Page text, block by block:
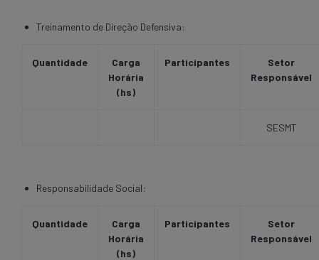
Treinamento de Direção Defensiva:
Quantidade
Carga
Horária
(hs)
Participantes
Setor
Responsável
SESMT
Responsabilidade Social:
Quantidade
Carga
Horária
(hs)
Participantes
Setor
Responsável